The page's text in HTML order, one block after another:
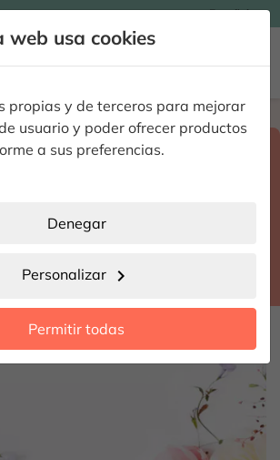
web usa cookies
propias y de terceros para mejorar
usuario y poder ofrecer productos
a sus preferencias.
Denegar
Personalizar chevron_right
Permitir todas
Español

Enviar flores a domicilio Castellón
destino y fecha de entrega